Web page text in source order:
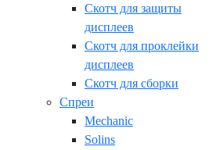
Скотч для защиты
дисплеев
Скотч для проклейки
дисплеев
Скотч для сборки
Спреи
Mechanic
Solins